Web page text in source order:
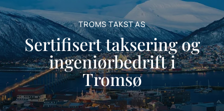
TROMS TAKST AS
Sertifisert taksering og
ingeniørbedrift i
Tromsø